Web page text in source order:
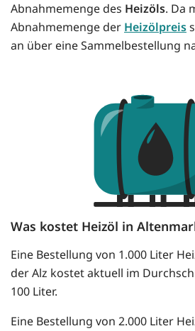
Abnahmemenge des Heizöls. Da
Abnahmemenge der Heizölpreis
an über eine Sammelbestellung
Was kostet Heizöl in
Eine Bestellung von 1.000 Liter
der Alz kostet aktuell im
100 Liter.
Eine Bestellung von 2.000 Liter